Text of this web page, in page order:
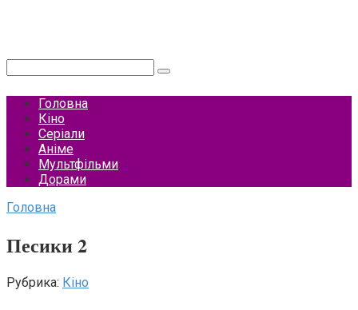
Головна
Кіно
Серіали
Аніме
Мультфільми
Дорами
Головна
Песики 2
Рубрика: Кіно